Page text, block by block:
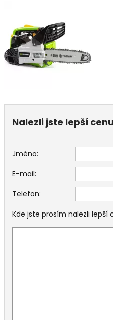
Nalezli jste lepší
Jméno:
E-mail:
Telefon:
Kde jste prosím nalezli lepší